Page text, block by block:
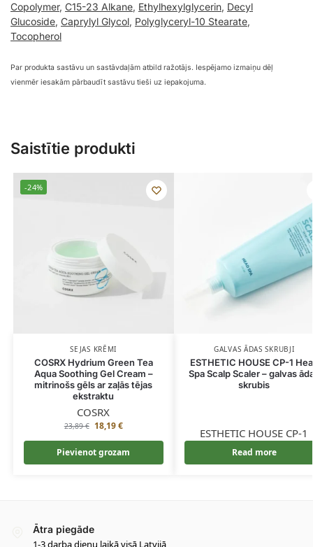
Copolymer, C15-23 Alkane, Ethylhexylglycerin, Decyl
Glucoside, Caprylyl Glycol, Polyglyceryl-10 Stearate,
Tocopherol
Par produkta sastāvu un sastāvdaļām atbild ražotājs. Iespējamo izmaiņu dēļ
vienmēr iesakām pārbaudīt sastāvu tieši uz iepakojuma.
Saistītie produkti
-24%
SEJAS KRĒMI
COSRX Hydrium Green Tea
Aqua Soothing Gel Cream –
mitrinošs gēls ar zaļās tējas
ekstraktu
COSRX
23,89€ 18,19€
Pievienot grozam
GALVAS ĀDAS SKRUBJI
ESTHETIC HOUSE CP-1
Spa Scalp Scaler – galvas
skrubis
ESTHETIC HOUSE CP-1
Read more
Ātra piegāde
1-3 darba dienu laikā visā Latvijā